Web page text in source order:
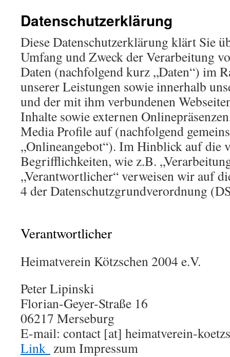
Datenschutzerklärung
Diese Datenschutzerklärung klärt Sie
Umfang und Zweck der Verarbeitung
Daten (nachfolgend kurz „Daten“) im
unserer Leistungen sowie innerhalb
und der mit ihm verbundenen
Inhalte sowie externen
Media Profile auf (nachfolgend
„Onlineangebot“). Im Hinblick auf die
Begrifflichkeiten, wie z.B.
„Verantwortlicher“ verweisen wir auf
4 der Datenschutzgrundverordnung
Verantwortlicher
Heimatverein Kötzschen 2004 e.V.
Peter Lipinski
Florian-Geyer-Straße 16
06217 Merseburg
E-mail: contact [at] heimatverein-
Link zum Impressum